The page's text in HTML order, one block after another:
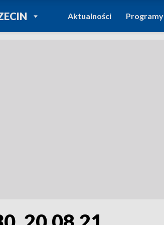
POWRÓT DO
TVP REGIONY
Aktualności Programy